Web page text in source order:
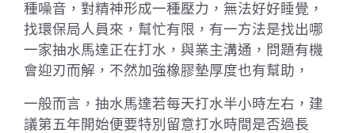
種噪音，對精神形成一種壓力，無法好好睡覺，
找環保局人員來，幫忙有限，有一方法是找出哪
一家抽水馬達正在打水，與業主溝通，問題有機
會迎刃而解，不然加強橡膠墊厚度也有幫助，
一般而言，抽水馬達若每天打水半小時左右，建
議第五年開始便要特別留意打水時間是否過長